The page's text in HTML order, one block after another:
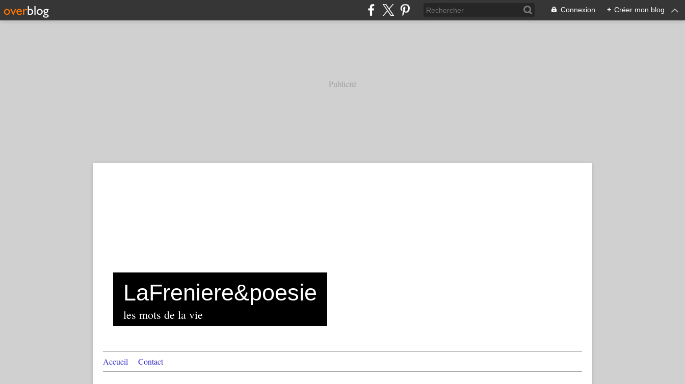
Connexion + Créer mon blog
Publicité
LaFreniere&poesie
les mots de la vie
Accueil Contact